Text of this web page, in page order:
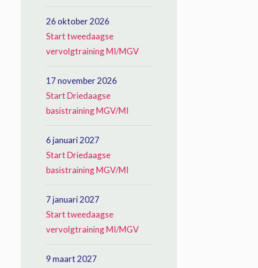
26 oktober 2026
Start tweedaagse
vervolgtraining MI/MGV
17 november 2026
Start Driedaagse
basistraining MGV/MI
6 januari 2027
Start Driedaagse
basistraining MGV/MI
7 januari 2027
Start tweedaagse
vervolgtraining MI/MGV
9 maart 2027